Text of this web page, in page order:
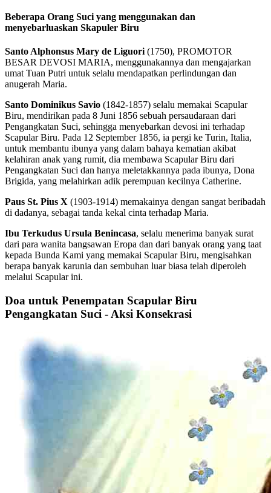
Beberapa Orang Suci yang menggunakan dan
menyebarluaskan Skapuler Biru
Santo Alphonsus Mary de Liguori (1750), PROMOTOR
BESAR DEVOSI MARIA, menggunakannya dan mengajarkan
umat Tuan Putri untuk selalu mendapatkan perlindungan dan
anugerah Maria.
Santo Dominikus Savio (1842-1857) selalu memakai Scapular
Biru, mendirikan pada 8 Juni 1856 sebuah persaudaraan dari
Pengangkatan Suci, sehingga menyebarkan devosi ini terhadap
Scapular Biru. Pada 12 September 1856, ia pergi ke Turin, Italia,
untuk membantu ibunya yang dalam bahaya kematian akibat
kelahiran anak yang rumit, dia membawa Scapular Biru dari
Pengangkatan Suci dan hanya meletakkannya pada ibunya, Dona
Brigida, yang melahirkan adik perempuan kecilnya Catherine.
Paus St. Pius X (1903-1914) memakainya dengan sangat beribadah
di dadanya, sebagai tanda kekal cinta terhadap Maria.
Ibu Terkudus Ursula Benincasa, selalu menerima banyak surat
dari para wanita bangsawan Eropa dan dari banyak orang yang taat
kepada Bunda Kami yang memakai Scapular Biru, mengisahkan
berapa banyak karunia dan sembuhan luar biasa telah diperoleh
melalui Scapular ini.
Doa untuk Penempatan Scapular Biru
Pengangkatan Suci - Aksi Konsekrasi